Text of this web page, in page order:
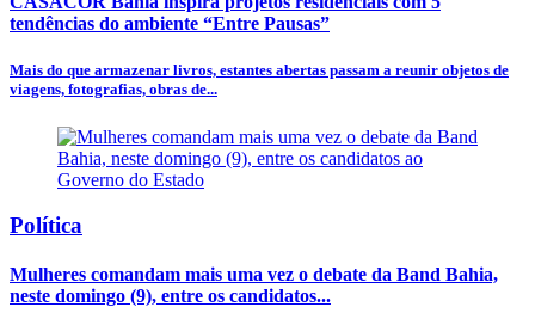
tendências do ambiente “Entre Pausas”
Mais do que armazenar livros, estantes abertas passam a reunir objetos de
viagens, fotografias, obras de...
Política
Mulheres comandam mais uma vez o debate da Band Bahia,
neste domingo (9), entre os candidatos...